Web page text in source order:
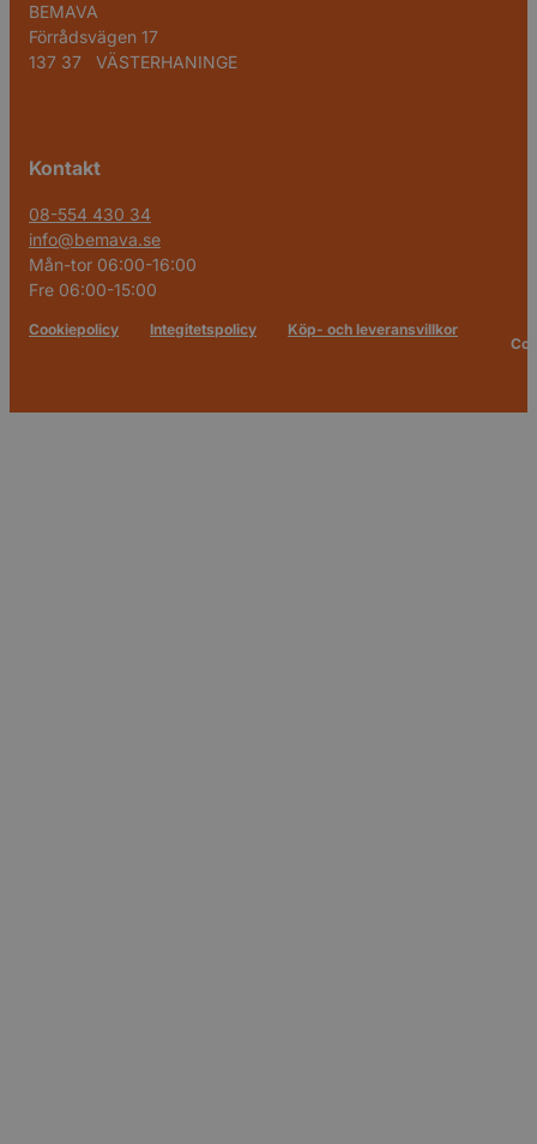
BEMAVA
Förrådsvägen 17
137 37 VÄSTERHANINGE
Kontakt
08-554 430 34
info@bemava.se
Mån-tor 06:00-16:00
Fre 06:00-15:00
Cookiepolicy Integitetspolicy
Köp- och leveransvillkor